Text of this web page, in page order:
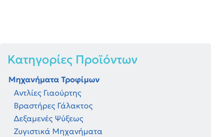
Κατηγορίες Προϊόντων
Μηχανήματα Τροφίμων
Αντλίες Γιαούρτης
Βραστήρες Γάλακτος
Δεξαμενές Ψύξεως
Ζυγιστικά Μηχανήματα